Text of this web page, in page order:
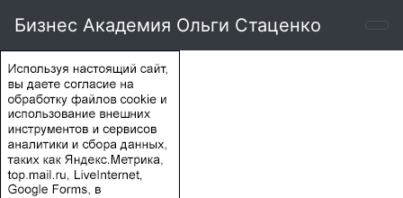
Бизнес Академия Ольги Стаценко